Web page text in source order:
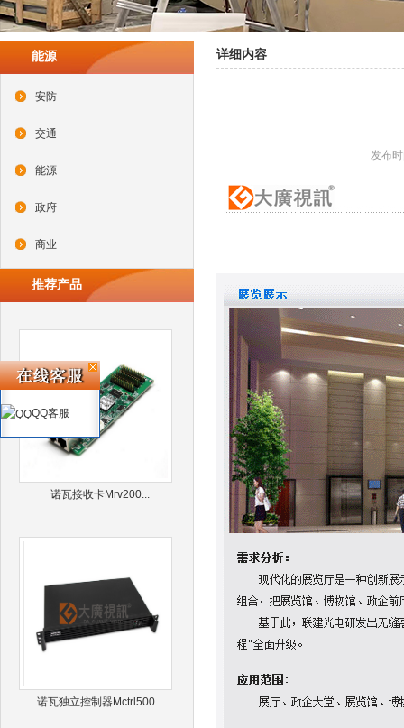
能源
安防
交通
能源
政府
商业
推荐产品
诺瓦接收卡Mrv200...
诺瓦独立控制器Mctrl500...
详细内容
发布
QQ客服